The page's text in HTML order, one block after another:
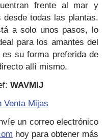
frente al mar y
todas las plantas.
a solo unos pasos, lo
para los amantes del
su forma preferida de
allí mismo.
WAVMIJ
Venta Mijas
un correo electrónico
hoy para obtener más